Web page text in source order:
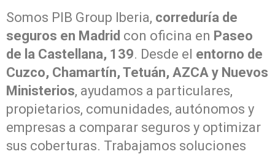
Somos PIB Group Iberia, correduría de
seguros en Madrid con oficina en Paseo
de la Castellana, 139. Desde el entorno de
Cuzco, Chamartín, Tetuán, AZCA y Nuevos
Ministerios, ayudamos a particulares,
propietarios, comunidades, autónomos y
empresas a comparar seguros y optimizar
sus coberturas. Trabajamos soluciones